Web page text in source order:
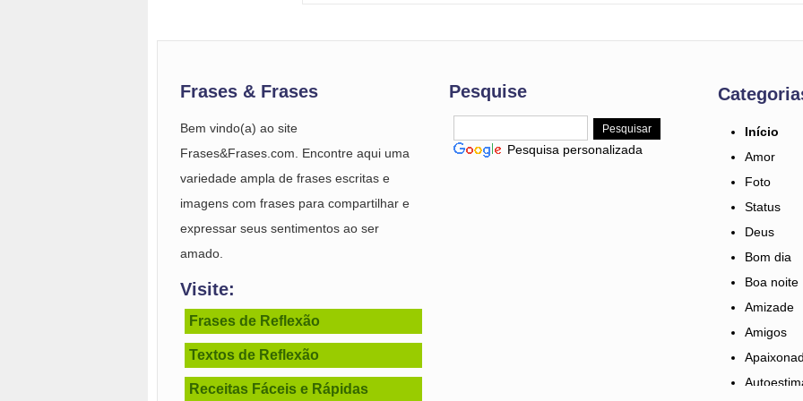
Frases & Frases
Bem vindo(a) ao site
Frases&Frases.com. Encontre aqui uma
variedade ampla de frases escritas e
imagens com frases para compartilhar e
expressar seus sentimentos ao ser
amado.
Visite:
Frases de Reflexão
Textos de Reflexão
Receitas Fáceis e Rápidas
Pesquise
Pesquisa personalizada
Início
Amor
Foto
Status
Deus
Bom dia
Boa noite
Amizade
Amigos